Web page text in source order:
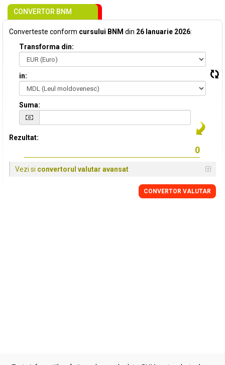
CONVERTOR BNM
Converteste conform cursului BNM din 26 Ianuarie 2026:
Transforma din:
in:
Suma:
Rezultat:
Vezi si convertorul valutar avansat
CONVERTOR VALUTAR